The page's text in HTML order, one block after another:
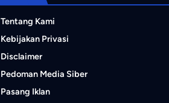
Tentang Kami
Kebijakan Privasi
Disclaimer
Pedoman Media Siber
Pasang Iklan